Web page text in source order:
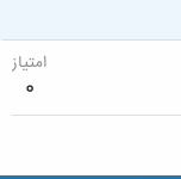
امتیاز
0